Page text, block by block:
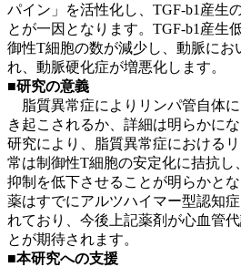
パイン」を活性化し、TGF-b1産生
とが一因となります。TGF-b1産生
御性T細胞の数が減少し、動脈にお
れ、動脈硬化症が増悪化します。
■研究の意義
脂質異常症によりリンパ管自体に
き起こされるか、詳細は明らかに
研究により、脂質異常症における
常は制御性T細胞の安定化に拮抗し
抑制を低下させることが明らかと
薬はすでにアルツハイマー型認知
れており、今後上記薬剤が心血管
とが期待されます。
■本研究への支援